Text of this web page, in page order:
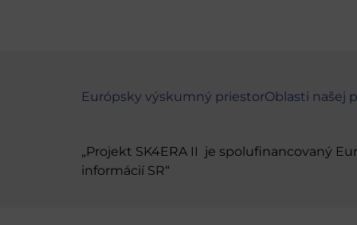
Európsky výskumný priestorOblasti našej
„Projekt SK4ERA II je spolufinancovaný
informácií SR“